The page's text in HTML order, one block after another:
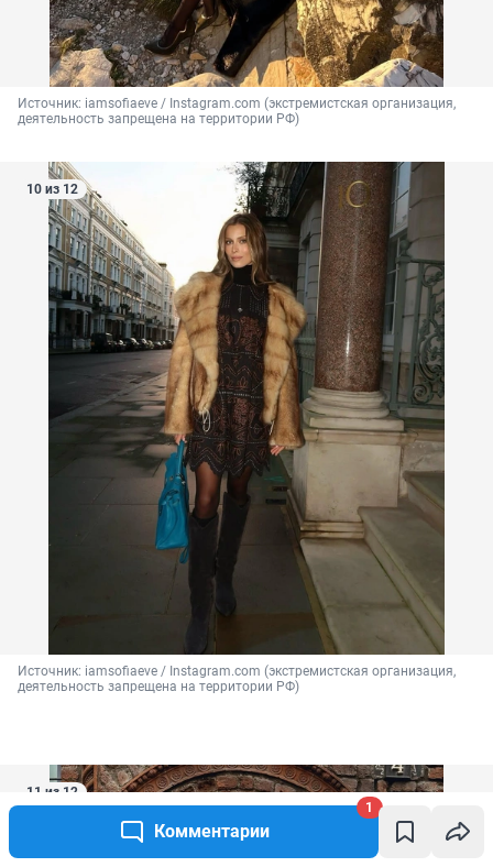
Комментарии
1
Источник: iamsofiaeve / Instagram.com (экстремистская организация,
деятельность запрещена на территории РФ)
10 из 12
Источник: iamsofiaeve / Instagram.com (экстремистская организация,
деятельность запрещена на территории РФ)
11 из 12